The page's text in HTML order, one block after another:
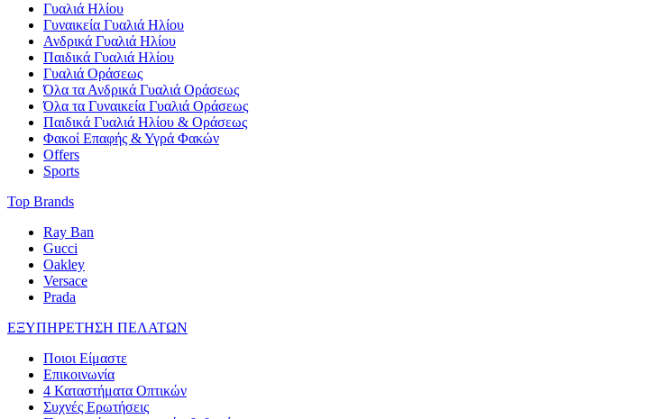
Γυαλιά Ηλίου
Γυναικεία Γυαλιά Ηλίου
Ανδρικά Γυαλιά Ηλίου
Παιδικά Γυαλιά Ηλίου
Γυαλιά Οράσεως
Όλα τα Ανδρικά Γυαλιά Οράσεως
Όλα τα Γυναικεία Γυαλιά Οράσεως
Παιδικά Γυαλιά Ηλίου & Οράσεως
Φακοί Επαφής & Υγρά Φακών
Offers
Sports
Top Brands
Ray Ban
Gucci
Oakley
Versace
Prada
ΕΞΥΠΗΡΕΤΗΣΗ ΠΕΛΑΤΩΝ
Ποιοι Είμαστε
Επικοινωνία
4 Καταστήματα Οπτικών
Συχνές Ερωτήσεις